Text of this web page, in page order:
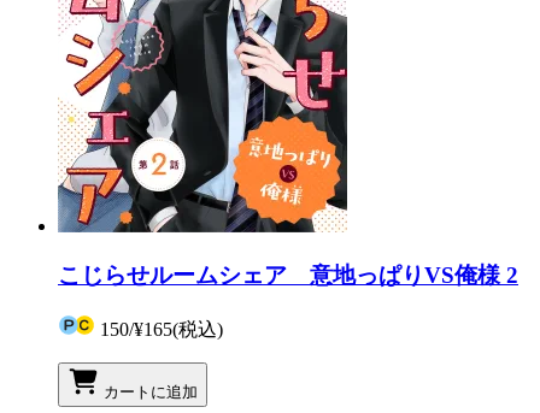
こじらせルームシェア 意地っぱりVS俺様 2
150/¥165(税込)
カートに追加